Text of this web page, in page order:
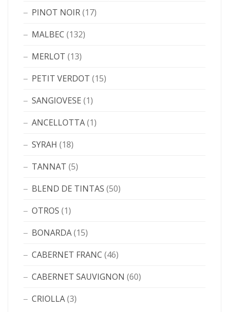
PINOT NOIR(17)
MALBEC (132)
MERLOT (13)
PETIT VERDOT (15)
SANGIOVESE (1)
ANCELLOTTA(1)
SYRAH (18)
TANNAT (5)
BLEND DE TINTAS (50)
OTROS (1)
BONARDA(15)
CABERNET FRANC (46)
CABERNET SAUVIGNON (60)
CRIOLLA(3)